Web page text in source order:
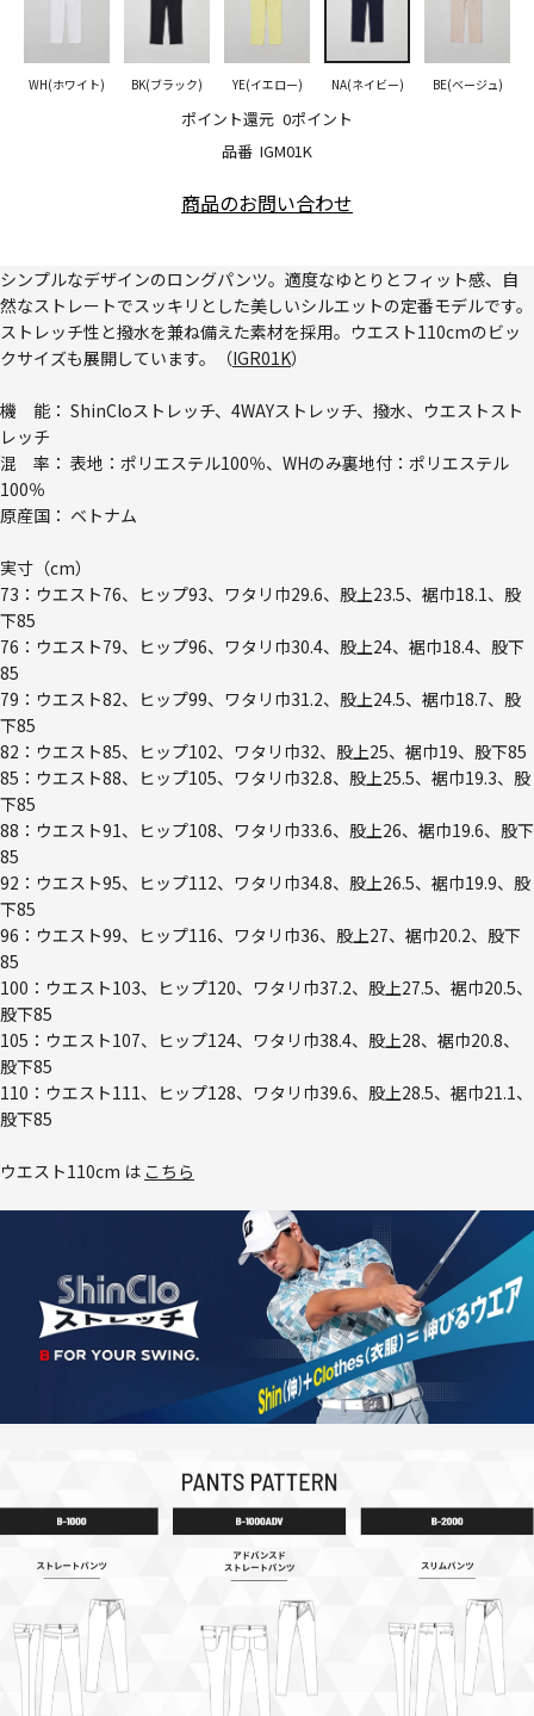
品番 IGM01K
ポイント還元 0ポイント
WH(ホワイト) BK(ブラック) YE(イエロー) NA(ネイビー) BE(ベージュ)
商品のお問い合わせ
シンプルなデザインのロングパンツ。適度なゆとりとフィット感、自
然なストレートでスッキリとした美しいシルエットの定番モデルです。
ストレッチ性と撥水を兼ね備えた素材を採用。ウエスト110cmのビッ
クサイズも展開しています。（IGR01K）
機 能： ShinCloストレッチ、4WAYストレッチ、撥水、ウエストスト
レッチ
混 率： 表地：ポリエステル100％、WHのみ裏地付：ポリエステル
100％
原産国： ベトナム
実寸（cm）
73：ウエスト76、ヒップ93、ワタリ巾29.6、股上23.5、裾巾18.1、股
下85
76：ウエスト79、ヒップ96、ワタリ巾30.4、股上24、裾巾18.4、股下
85
79：ウエスト82、ヒップ99、ワタリ巾31.2、股上24.5、裾巾18.7、股
下85
82：ウエスト85、ヒップ102、ワタリ巾32、股上25、裾巾19、股下85
85：ウエスト88、ヒップ105、ワタリ巾32.8、股上25.5、裾巾19.3、股
下85
88：ウエスト91、ヒップ108、ワタリ巾33.6、股上26、裾巾19.6、股下
85
92：ウエスト95、ヒップ112、ワタリ巾34.8、股上26.5、裾巾19.9、股
下85
96：ウエスト99、ヒップ116、ワタリ巾36、股上27、裾巾20.2、股下
85
100：ウエスト103、ヒップ120、ワタリ巾37.2、股上27.5、裾巾20.5、
股下85
105：ウエスト107、ヒップ124、ワタリ巾38.4、股上28、裾巾20.8、
股下85
110：ウエスト111、ヒップ128、ワタリ巾39.6、股上28.5、裾巾21.1、
股下85
ウエスト110cm は こちら